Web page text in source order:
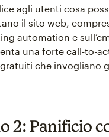
agli utenti cosa
il sito web,
automation e
una forte call-to-
che invogliano
2: Panificio